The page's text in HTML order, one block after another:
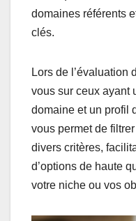
domaines référents
clés.
Lors de l’évaluation
vous sur ceux ayant
domaine et un profil
vous permet de
divers critères,
d’options de haute
votre niche ou vos